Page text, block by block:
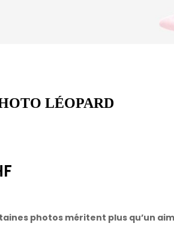
LÉOPARD
photos méritent plus qu’un